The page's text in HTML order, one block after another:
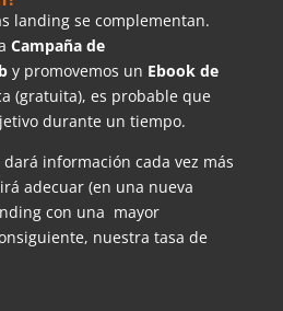
landing se complementan.
Campaña de
y promovemos un Ebook de
(gratuita), es probable que
durante un tiempo.
información cada vez más
adecuar (en una nueva
con una mayor
nuestra tasa de